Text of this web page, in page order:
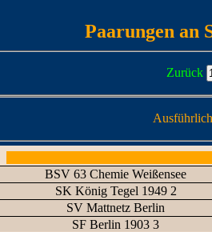
Paarungen an
Zurück
BSV 63 Chemie Weißensee
SK König Tegel 1949 2
SV Mattnetz Berlin
SF Berlin 1903 3